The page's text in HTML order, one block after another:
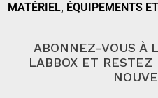
MATÉRIEL, ÉQUIPEMENTS
ABONNEZ-VOUS À
LABBOX ET